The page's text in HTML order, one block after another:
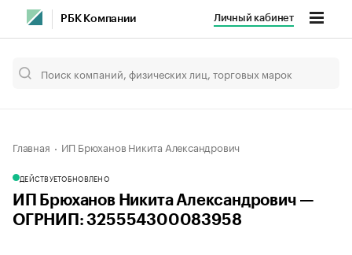
РБК Компании Личный кабинет
Главная ИП Брюханов Никита Александрович
ДЕЙСТВУЕТОБНОВЛЕНО
ИП Брюханов Никита Александрович —
ОГРНИП: 325554300083958